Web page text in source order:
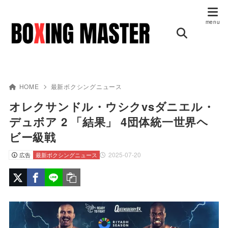
HOME 最新ボクシングニュース
オレクサンドル・ウシクvsダニエル・
デュボア 2 「結果」 4団体統一世界ヘ
ビー級戦
広告 2025-07-20
最新ボクシングニュース